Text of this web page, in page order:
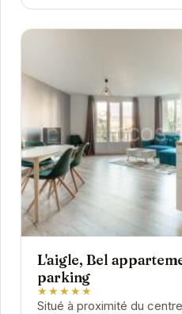
L'aigle, Bel
parking
★★★★★
Situé à proximité du